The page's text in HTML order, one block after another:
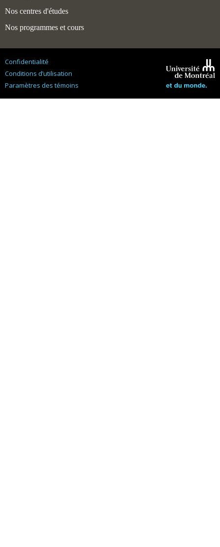
Nos centres d'études
Nos programmes et cours
Confidentialité
Conditions d’utilisation
Paramètres des témoins
Montréal